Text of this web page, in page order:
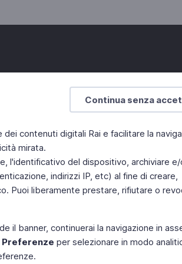
Continua senza
contenuti digitali Rai e facilitare la
mirata.
l'identificativo del dispositivo, archiviare e/
indirizzi IP, etc) al fine di creare,
Puoi liberamente prestare, rifiutare o
il banner, continuerai la navigazione in
Preferenze per selezionare in modo